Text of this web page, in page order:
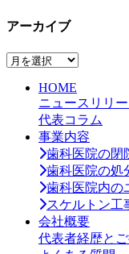
アーカイブ
ア
HOME
ニュースリリ
代表コラム
事業内容
歯科医院の閉
歯科医院の処
歯科医院内の
スケルトン工
会社概要
代表者経歴と